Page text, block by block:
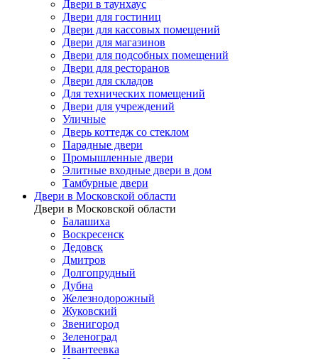
Двери в таунхаус
Двери для гостиниц
Двери для кассовых помещений
Двери для магазинов
Двери для подсобных помещений
Двери для ресторанов
Двери для складов
Для технических помещений
Двери для учреждений
Уличные
Дверь коттедж со стеклом
Парадные двери
Промышленные двери
Элитные входные двери в дом
Тамбурные двери
Двери в Московской области
Двери в Московской области
Балашиха
Воскресенск
Дедовск
Дмитров
Долгопрудный
Дубна
Железнодорожный
Жуковский
Звенигород
Зеленоград
Ивантеевка